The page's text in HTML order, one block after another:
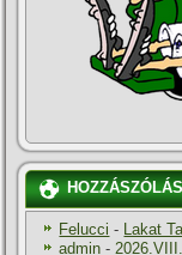
Felucci - Lakat
admin -